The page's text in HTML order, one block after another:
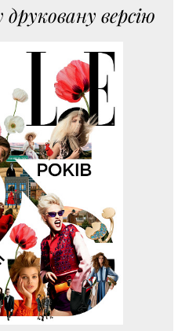
версію